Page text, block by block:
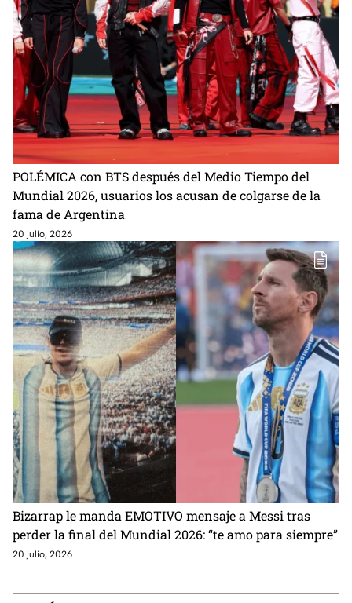
POLÉMICA con BTS después del Medio Tiempo del
Mundial 2026, usuarios los acusan de colgarse de la
fama de Argentina
20 julio, 2026
Bizarrap le manda EMOTIVO mensaje a Messi tras
perder la final del Mundial 2026: “te amo para siempre”
20 julio, 2026